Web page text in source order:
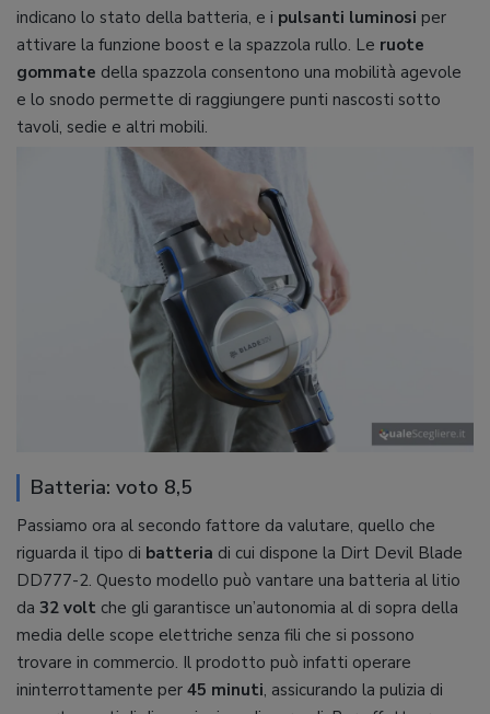
indicano lo stato della batteria, e i pulsanti luminosi per
attivare la funzione boost e la spazzola rullo. Le ruote
gommate della spazzola consentono una mobilità agevole
e lo snodo permette di raggiungere punti nascosti sotto
tavoli, sedie e altri mobili.
Batteria: voto 8,5
Passiamo ora al secondo fattore da valutare, quello che
riguarda il tipo di batteria di cui dispone la Dirt Devil Blade
DD777-2. Questo modello può vantare una batteria al litio
da 32 volt che gli garantisce un’autonomia al di sopra della
media delle scope elettriche senza fili che si possono
trovare in commercio. Il prodotto può infatti operare
ininterrottamente per 45 minuti, assicurando la pulizia di